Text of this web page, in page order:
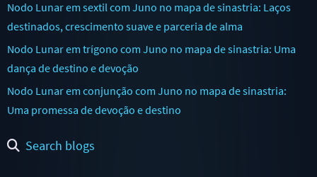
Nodo Lunar em sextil com Juno no mapa de sinastria: Laços
destinados, crescimento suave e parceria de alma
Nodo Lunar em trígono com Juno no mapa de sinastria: Uma
dança de destino e devoção
Nodo Lunar em conjunção com Juno no mapa de sinastria:
Uma promessa de devoção e destino
Search blogs